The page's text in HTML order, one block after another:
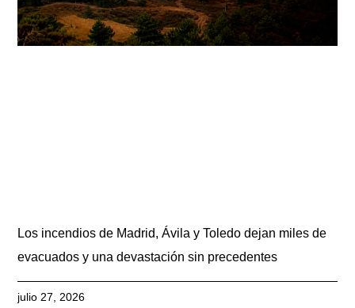
Los incendios de Madrid, Ávila y Toledo dejan miles de
evacuados y una devastación sin precedentes
julio 27, 2026